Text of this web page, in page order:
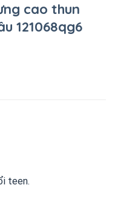
cao thun
121068qg6
teen.